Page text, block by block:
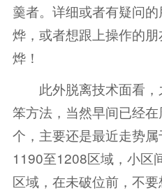
羹者。详细或者有疑问
烨，或者想跟上操作的
烨！
此外脱离技术面看，
笨方法，当然早间已经
个，主要还是最近走势
1190至1208区域，小区
区域，在未破位前，不